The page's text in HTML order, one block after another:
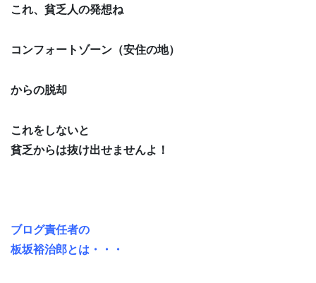
これ、貧乏人の発想ね
コンフォートゾーン（安住の地）
からの脱却
これをしないと
貧乏からは抜け出せませんよ！
ブログ責任者の
板坂裕治郎とは・・・